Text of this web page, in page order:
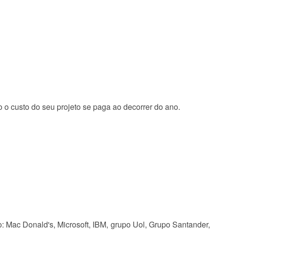
custo do seu projeto se paga ao decorrer do ano.
Donald's, Microsoft, IBM, grupo Uol, Grupo Santander,